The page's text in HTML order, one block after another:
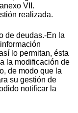
VII.
realizada.
de deudas.-En la
lo permitan, ésta
la modificación de
de modo que la
su gestión de
notificar la